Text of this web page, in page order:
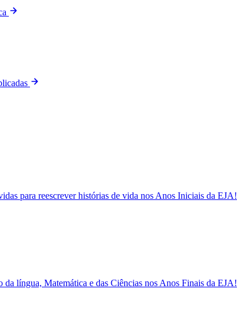
para reescrever histórias de vida nos Anos Iniciais da EJA!
da língua, Matemática e das Ciências nos Anos Finais da EJA!